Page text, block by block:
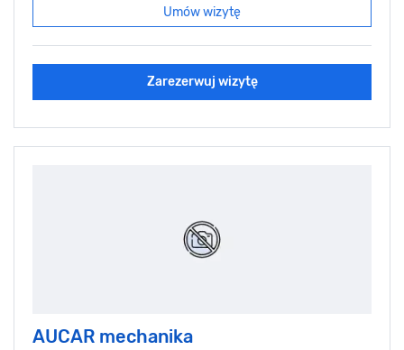
Umów wizytę
Zarezerwuj wizytę
AUCAR mechanika